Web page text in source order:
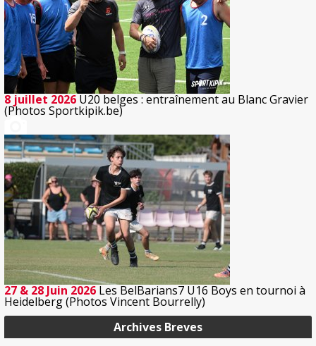
Archives Breves
8 juillet 2026 U20 belges : entraînement au Blanc Gravier
(Photos Sportkipik.be)
27 & 28 Juin 2026 Les BelBarians7 U16 Boys en tournoi à
Heidelberg (Photos Vincent Bourrelly)